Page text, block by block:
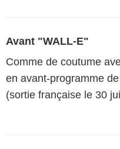
Avant "WALL-E"
Comme de coutume
en avant-programme de
(sortie française le 30